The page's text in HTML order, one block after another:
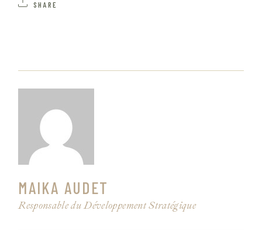
SHARE
MAIKA AUDET
Responsable du Développement Stratégique